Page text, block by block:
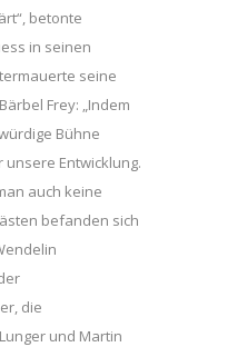
betonte
in seinen
seine
Frey: „Indem
Bühne
Entwicklung.
auch keine
befanden sich
die
und Martin